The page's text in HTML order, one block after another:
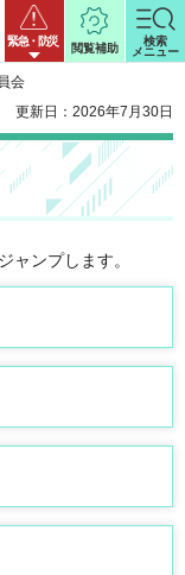
緊急・防災
閲覧補助
検索
メニュー
会
更新日：2026年7月30日
ャンプします。